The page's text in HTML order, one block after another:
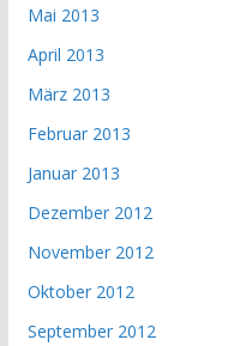
Mai 2013
April 2013
März 2013
Februar 2013
Januar 2013
Dezember 2012
November 2012
Oktober 2012
September 2012